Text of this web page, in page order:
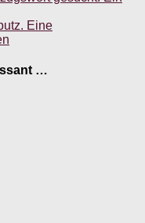
Eine
…